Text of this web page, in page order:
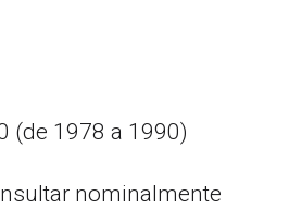
(de 1978 a 1990)
nominalmente